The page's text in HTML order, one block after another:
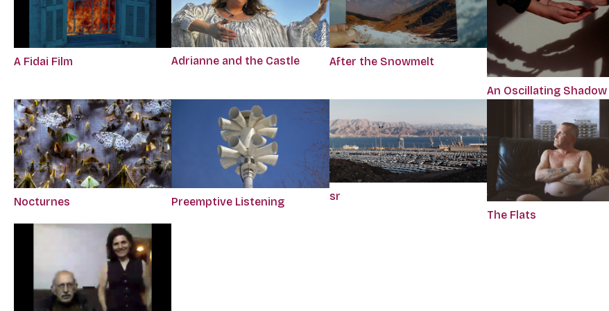
A Fidai Film Adrianne and the Castle After the Snowmelt
An Oscillating Shadow
Nocturnes Preemptive Listening
sr
The Flats